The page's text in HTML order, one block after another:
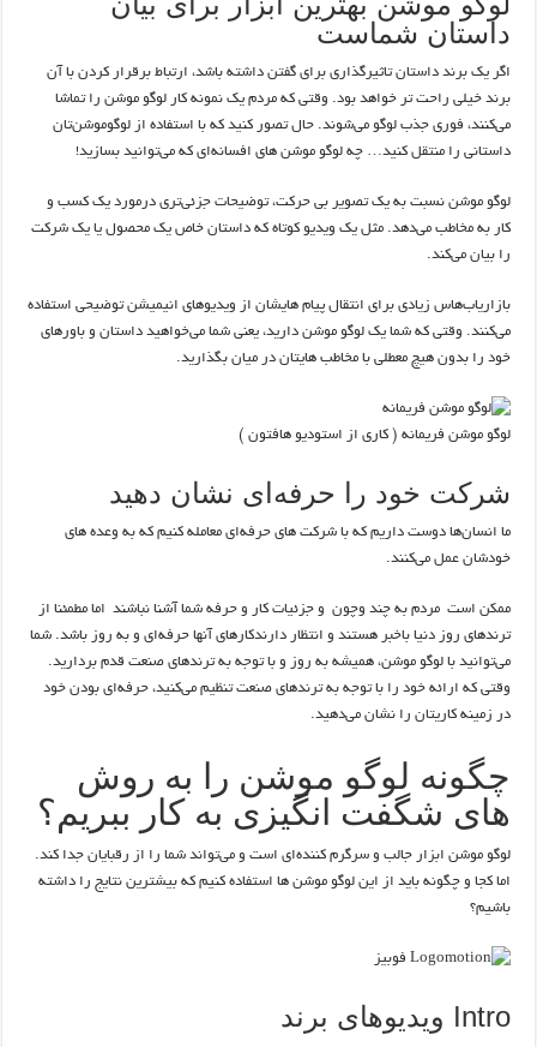
داستان شماست
اگر یک برند داستان تاثیرگذاری برای گفتن داشته باشد، ارتباط برقرار کردن با آن
برند خیلی راحت تر خواهد بود. وقتی که مردم یک نمونه کار لوگو موشن را تماشا
می‌کنند، فوری جذب لوگو می‌شوند. حال تصور کنید که با استفاده از لوگوموشن‌تان
داستانی را منتقل کنید… چه لوگو موشن های افسانه‌ای که می‌توانید بسازید!
لوگو موشن نسبت به یک تصویر بی حرکت، توضیحات جزئی‌تری درمورد یک کسب و
کار به مخاطب می‌دهد. مثل یک ویدیو کوتاه که داستان خاص یک محصول یا یک شرکت
را بیان می‌کند.
بازاریاب‌هاس زیادی برای انتقال پیام هایشان از ویدیوهای انیمیشن توضیحی استفاده
می‌کنند. وقتی که شما یک لوگو موشن دارید، یعنی شما می‌خواهید داستان و باورهای
خود را بدون هیچ معطلی با مخاطب هایتان در میان بگذارید.
لوگو موشن فریمانه ( کاری از استودیو هافتون )
شرکت خود را حرفه‌ای نشان دهید
ما انسان‌ها دوست داریم که با شرکت های حرفه‌ای معامله کنیم که به وعده های
خودشان عمل می‌کنند.
ممکن است مردم به چند وچون و جزئیات کار و حرفه شما آشنا نباشند اما مطمئنا از
ترندهای روز دنیا باخبر هستند و انتظار دارندکارهای آنها حرفه‌ای و به روز باشد. شما
می‌توانید با لوگو موشن، همیشه به روز و با توجه به ترندهای صنعت قدم بردارید.
وقتی که ارائه خود را با توجه به ترندهای صنعت تنظیم می‌کنید، حرفه‌ای بودن خود
در زمینه کاریتان را نشان می‌دهید.
چگونه لوگو موشن را به روش
های شگفت انگیزی به کار ببریم؟
لوگو موشن ابزار جالب و سرگرم کننده‌ای است و می‌تواند شما را از رقبایان جدا کند.
اما کجا و چگونه باید از این لوگو موشن ها استفاده کنیم که بیشترین نتایج را داشته
باشیم؟
Intro ویدیوهای برند